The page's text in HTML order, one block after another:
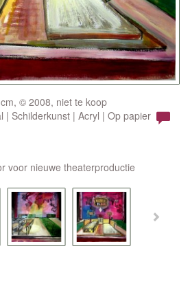
© 2008, niet te koop
| Schilderkunst | Acryl | Op papier
voor nieuwe theaterproductie